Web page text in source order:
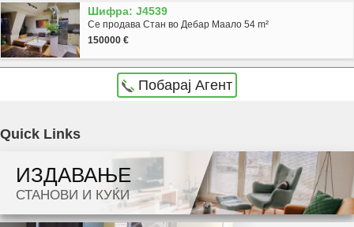
Шифра: J4539
Се продава Стан во Дебар Маало 54 m²
150000 €
Побарај Агент
Dokolku barate stan, kuka, deloven prostor ova e vistinskoto mesto da ja zapocnete vasata
Quick Links
ИЗДАВАЊЕ
СТАНОВИ И КУЌИ